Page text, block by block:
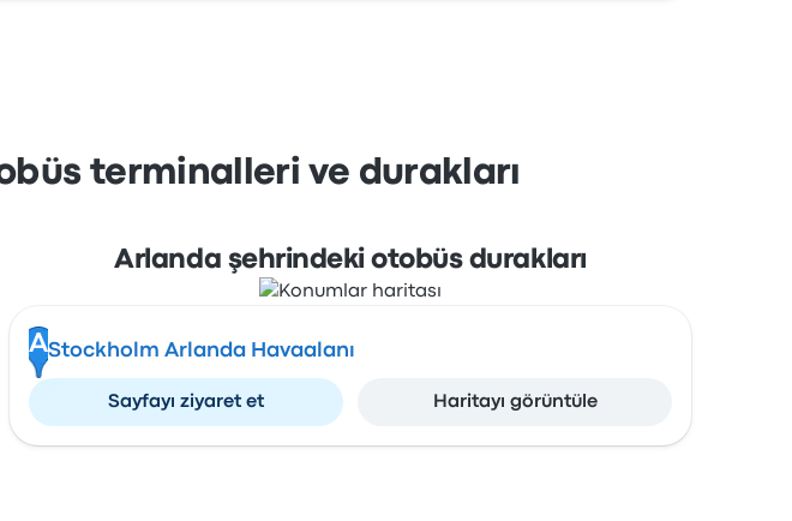
terminalleri ve durakları
Arlanda şehrindeki otobüs durakları
AStockholm Arlanda Havaalanı
Sayfayı ziyaret et Haritayı görüntüle